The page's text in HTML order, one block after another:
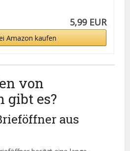
5,99 EUR
Amazon kaufen
von
gibt es?
aus